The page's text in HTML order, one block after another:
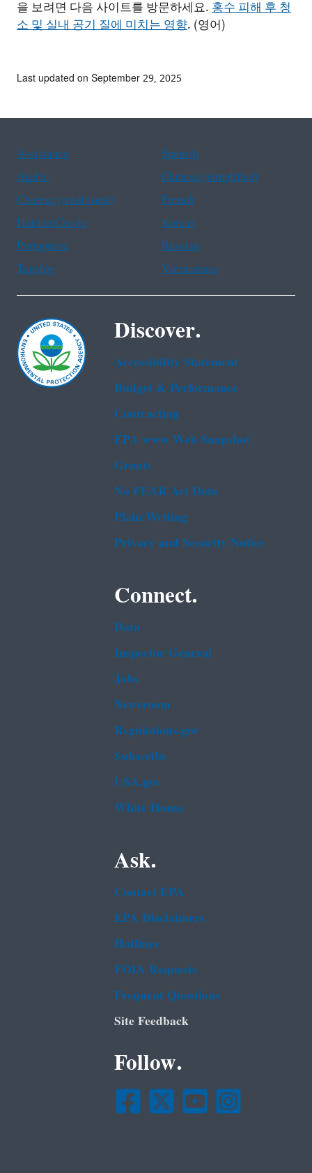
을 보려면 다음 사이트를 방문하세요.홍수 피해 후 청
소 및 실내 공기 질에 미치는 영향. (영어)
Last updated on September 29, 2025
Assistance
Spanish
Arabic
Chinese (simplified)
Chinese (traditional)
French
Haitian Creole
Korean
Portuguese
Russian
Tagalog
Vietnamese
Discover.
Accessibility Statement
Budget & Performance
Contracting
EPA www Web Snapshot
Grants
No FEAR Act Data
Plain Writing
Privacy and Security Notice
Connect.
Data
Inspector General
Jobs
Newsroom
Regulations.gov
Subscribe
USA.gov
White House
Ask.
Contact EPA
EPA Disclaimers
Hotlines
FOIA Requests
Frequent Questions
Site Feedback
Follow.